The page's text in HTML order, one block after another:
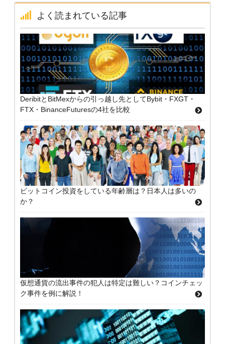
よく読まれている記事
DeribitとBitMexからの引っ越し先としてBybit・FXGT・
FTX・BinanceFuturesの4社を比較
ビットコイン投資をしている年齢層は？日本人は多いの
か？
仮想通貨の流出事件の犯人は特定は難しい？コインチェッ
ク事件を例に解説！